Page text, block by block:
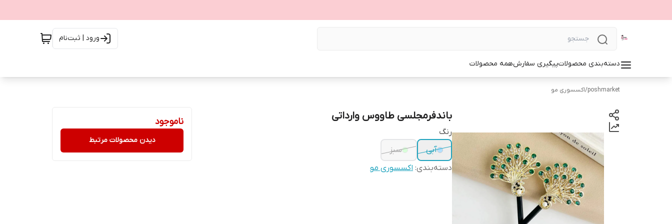
ورود | ثبت‌نام
دسته‌بندی محصولاتپیگیری سفارشهمه محصولات
poshmarket
/اکسسوری مو
باندفرمجلسی طاووس وارداتی
رنگ
آبی
سبز
دسته‌بندی: اکسسوری مو
ناموجود
دیدن محصولات مرتبط